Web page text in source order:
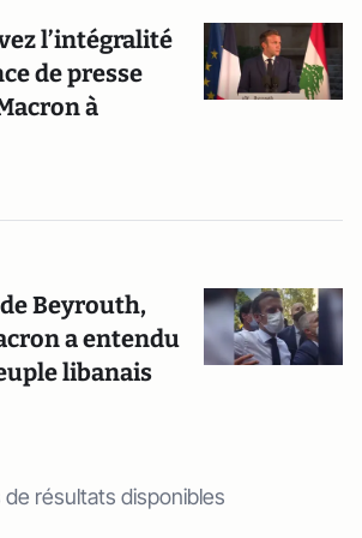
l’intégralité
de presse
à
Beyrouth,
a entendu
libanais
de résultats disponibles